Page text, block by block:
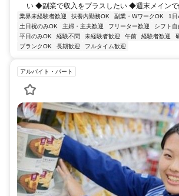
い ◆副業で収入をプラスしたい ◆週末メイン
業界未経験者歓迎 扶養内勤務OK 副業・WワークOK
1
土日祝のみOK
主婦・主夫歓迎 フリーター歓迎 シフト自
平日のみOK
経験不問 未経験者歓迎 午前 経験者歓迎
ブランクOK
長期歓迎 フルタイム歓迎
アルバイト・パート